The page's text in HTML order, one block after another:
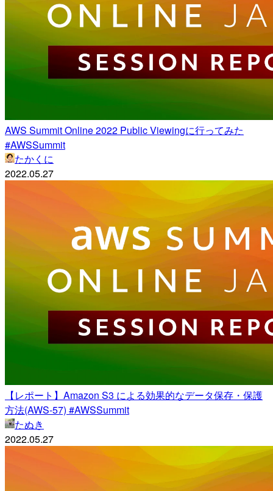
AWS Summit Online 2022 Public Viewingに行ってみた
#AWSSummit
たかくに
2022.05.27
【レポート】Amazon S3 による効果的なデータ保存・保護
方法(AWS-57) #AWSSummit
たぬき
2022.05.27